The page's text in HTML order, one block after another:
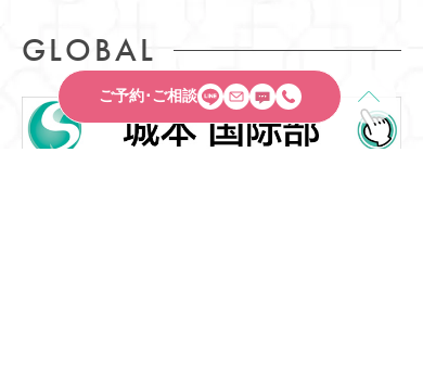
GLOBAL
ご予約･ご相談